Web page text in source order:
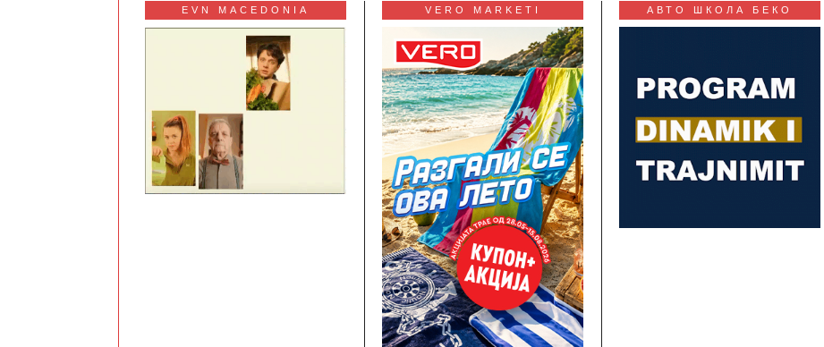
EVN MACEDONIA VERO MARKETI АВТО ШКОЛА БЕКО